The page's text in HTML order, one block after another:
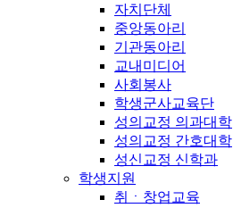
자치단체
중앙동아리
기관동아리
교내미디어
사회봉사
학생군사교육단
성의교정 의과대학
성의교정 간호대학
성신교정 신학과
학생지원
취ㆍ창업교육